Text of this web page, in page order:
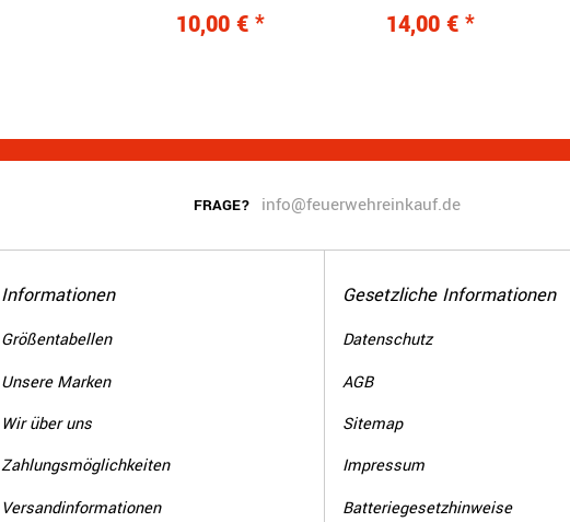
schwarz 85 - Noch
10,00 € *
Ehr...'' Alu
14,00 € *
FRAGE? info@feuerwehreinkauf.de
Informationen
Größentabellen
Unsere Marken
Wir über uns
Zahlungsmöglichkeiten
Versandinformationen
Gesetzliche Informationen
Datenschutz
AGB
Sitemap
Impressum
Batteriegesetzhinweise